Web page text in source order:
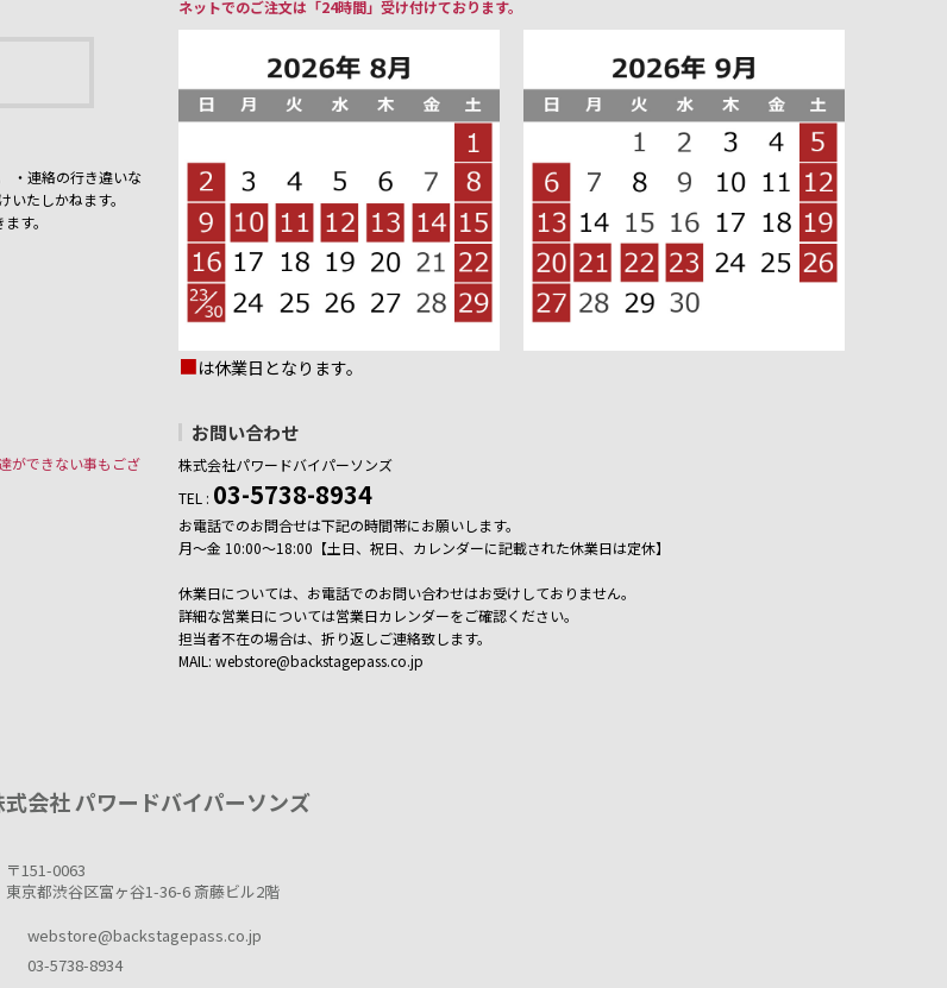
・連絡の行き違いな
たしかねます。
す。
ができない事もござ
ネットでのご注文は「24時間」受け付けております。
■は休業日となります。
お問い合わせ
株式会社パワードバイパーソンズ
TEL : 03-5738-8934
お電話でのお問合せは下記の時間帯にお願いします。
月～金 10:00～18:00【土日、祝日、カレンダーに記載された休業日は定休】
休業日については、お電話でのお問い合わせはお受けしておりません。
詳細な営業日については営業日カレンダーをご確認ください。
担当者不在の場合は、折り返しご連絡致します。
MAIL: webstore@backstagepass.co.jp
式会社 パワードバイパーソンズ
〒151-0063
東京都渋谷区富ヶ谷1-36-6 斎藤ビル2階
webstore@backstagepass.co.jp
03-5738-8934